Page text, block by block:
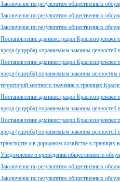
Заключение по результатам общественных
Заключение по результатам общественных
Заключение по результатам общественных
Постановление администрации
вреда (ущерба) охраняемым законом
Постановление администрации
вреда (ущерба) охраняемым законом ценностям
территорий местного значения в границах
Постановление администрации
вреда (ущерба) охраняемым законом
Постановление администрации
вреда (ущерба) охраняемым законом ценностей
транспорте и в дорожном хозяйстве в границах
Уведомление о проведении общественного
Заключение по результатам общественных
Заключение по результатам общественных